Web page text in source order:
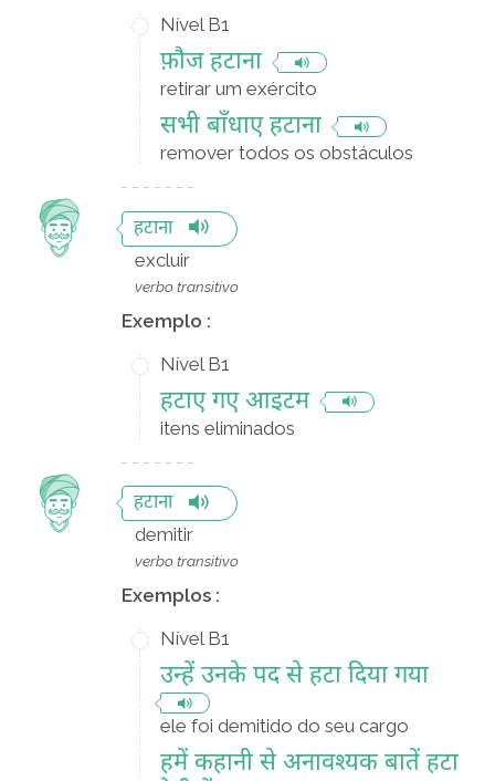
Nível B1
फ़ौज हटाना
retirar um exército
सभी बाँधाए हटाना
remover todos os obstáculos
हटाना
excluir
verbo transitivo
Exemplo :
Nível B1
हटाए गए आइटम
itens eliminados
हटाना
demitir
verbo transitivo
Exemplos :
Nível B1
उन्हें उनके पद से हटा दिया गया
ele foi demitido do seu cargo
हमें कहानी से अनावश्यक बातें हटा